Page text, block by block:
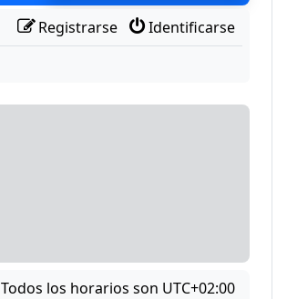
Identificarse
Registrarse
Todos los horarios son UTC+02:00